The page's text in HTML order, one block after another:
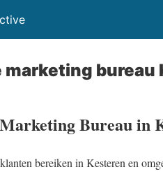
marketing bureau
Bureau in
bereiken in Kesteren en